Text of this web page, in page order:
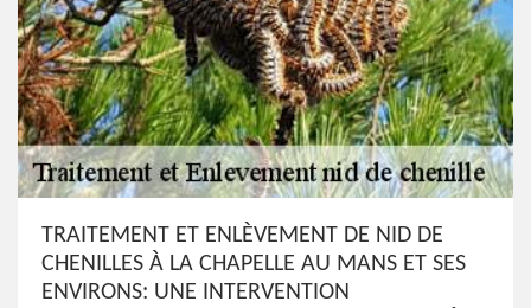
TRAITEMENT ET ENLÈVEMENT DE NID DE
CHENILLES À LA CHAPELLE AU MANS ET SES
ENVIRONS: UNE INTERVENTION